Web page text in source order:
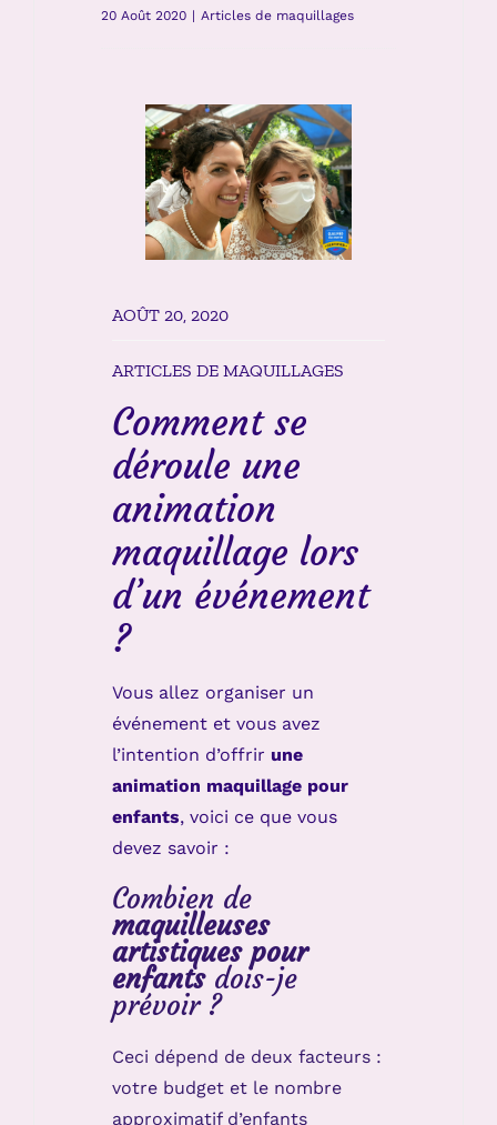
20 Août 2020 | Articles de maquillages
AOÛT 20, 2020
ARTICLES DE MAQUILLAGES
Comment se
déroule une
animation
maquillage lors
d’un événement
?
Vous allez organiser un
événement et vous avez
l’intention d’offrir une
animation maquillage pour
enfants, voici ce que vous
devez savoir :
Combien de
maquilleuses
artistiques pour
enfantsdois-je
prévoir ?
Ceci dépend de deux facteurs :
votre budget et le nombre
approximatif d’enfants